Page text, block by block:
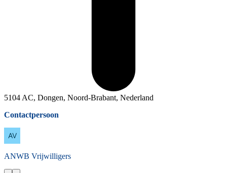
5104 AC, Dongen, Noord-Brabant, Nederland
Contactpersoon
ANWB Vrijwilligers